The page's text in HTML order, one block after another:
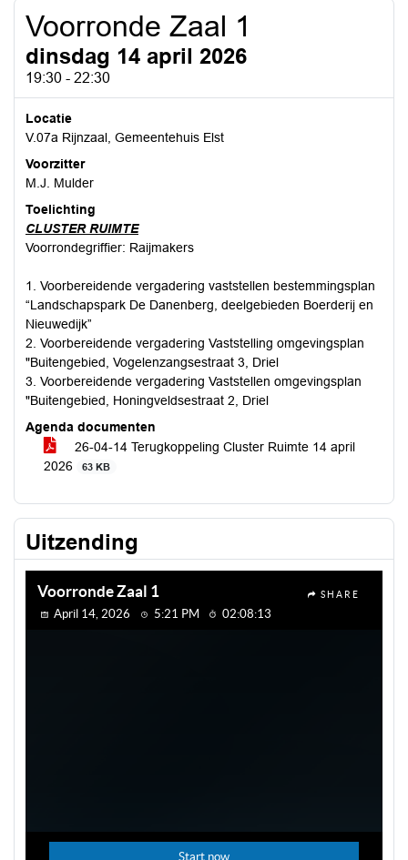
Voorronde Zaal 1
dinsdag 14 april 2026
19:30 - 22:30
Locatie
V.07a Rijnzaal, Gemeentehuis Elst
Voorzitter
M.J. Mulder
Toelichting
CLUSTER RUIMTE
Voorrondegriffier: Raijmakers
1. Voorbereidende vergadering vaststellen bestemmingsplan
“Landschapspark De Danenberg, deelgebieden Boerderij en
Nieuwedijk”
2. Voorbereidende vergadering Vaststelling omgevingsplan
"Buitengebied, Vogelenzangsestraat 3, Driel
3. Voorbereidende vergadering Vaststellen omgevingsplan
"Buitengebied, Honingveldsestraat 2, Driel
Agenda documenten
26-04-14 Terugkoppeling Cluster Ruimte 14 april
2026
63 KB
Uitzending